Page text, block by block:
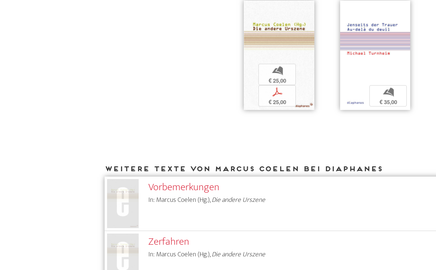
b
€ 25,00
p
€ 25,00
b
€ 35,00
Weitere Texte von Marcus Coelen bei DIAPHANES
Vorbemerkungen
In: Marcus Coelen (Hg.),Die andere Urszene
Zerfahren
In: Marcus Coelen (Hg.),Die andere Urszene